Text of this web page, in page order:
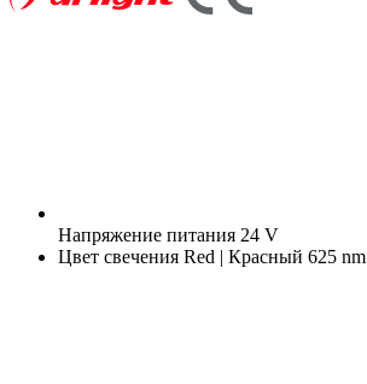
Напряжение питания 24 V
Цвет свечения Red | Красный 625 nm